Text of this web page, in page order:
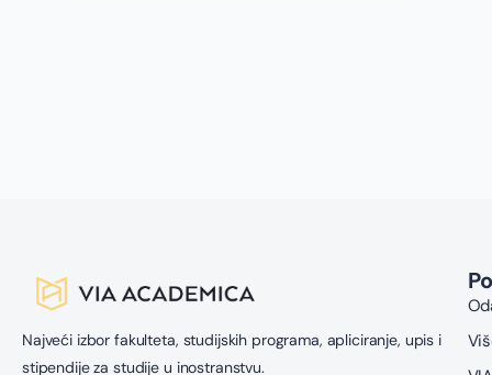
Najveći izbor fakulteta, studijskih programa, apliciranje, upis i
stipendije za studije u inostranstvu.